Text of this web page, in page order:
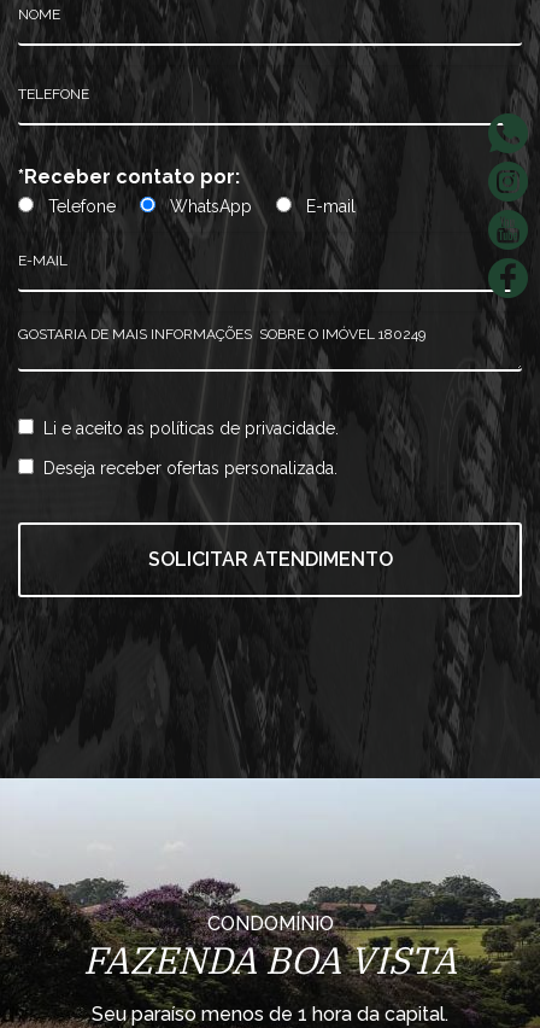
*Receber contato por:
Telefone WhatsApp E-mail
Li e aceito as políticas de privacidade.
Deseja receber ofertas personalizada.
SOLICITAR ATENDIMENTO
CONDOMÍNIO
FAZENDA BOA VISTA
Seu paraíso menos de 1 hora da capital.